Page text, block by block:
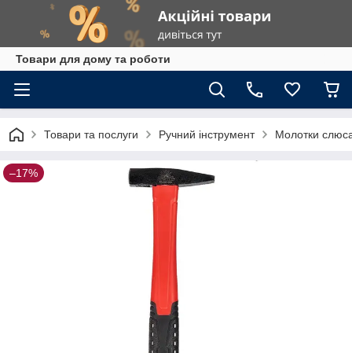
Товари для дому та роботи
Товари та послуги Ручний інструмент Молотки
–17%